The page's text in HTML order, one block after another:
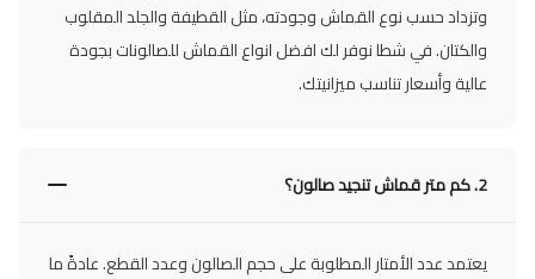
وتزداد حسب نوع القماش وجودته، مثل القطيفة والجلد المقلوب
والكتان. في شطا نوفر لك افضل انواع القماش للصالونات بجودة
عالية وأسعار تناسب ميزانيتك.
2. كم متر قماش تنجيد صالون؟
يعتمد عدد الأمتار المطلوبة على حجم الصالون وعدد القطع. عادةً ما